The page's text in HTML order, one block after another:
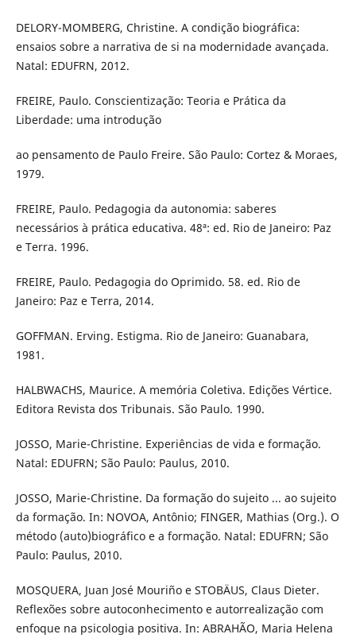
DELORY-MOMBERG, Christine. A condição biográfica:
ensaios sobre a narrativa de si na modernidade avançada.
Natal: EDUFRN, 2012.
FREIRE, Paulo. Conscientização: Teoria e Prática da
Liberdade: uma introdução
ao pensamento de Paulo Freire. São Paulo: Cortez & Moraes,
1979.
FREIRE, Paulo. Pedagogia da autonomia: saberes
necessários à prática educativa. 48ª: ed. Rio de Janeiro: Paz
e Terra. 1996.
FREIRE, Paulo. Pedagogia do Oprimido. 58. ed. Rio de
Janeiro: Paz e Terra, 2014.
GOFFMAN. Erving. Estigma. Rio de Janeiro: Guanabara,
1981.
HALBWACHS, Maurice. A memória Coletiva. Edições Vértice.
Editora Revista dos Tribunais. São Paulo. 1990.
JOSSO, Marie-Christine. Experiências de vida e formação.
Natal: EDUFRN; São Paulo: Paulus, 2010.
JOSSO, Marie-Christine. Da formação do sujeito ... ao sujeito
da formação. In: NOVOA, Antônio; FINGER, Mathias (Org.). O
método (auto)biográfico e a formação. Natal: EDUFRN; São
Paulo: Paulus, 2010.
MOSQUERA, Juan José Mouriño e STOBÄUS, Claus Dieter.
Reflexões sobre autoconhecimento e autorrealização com
enfoque na psicologia positiva. In: ABRAHÃO, Maria Helena